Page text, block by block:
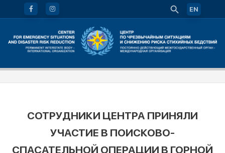
EN
СОТРУДНИКИ ЦЕНТРА ПРИНЯЛИ
УЧАСТИЕ В ПОИСКОВО-
СПАСАТЕЛЬНОЙ ОПЕРАЦИИ В ГОРНОЙ